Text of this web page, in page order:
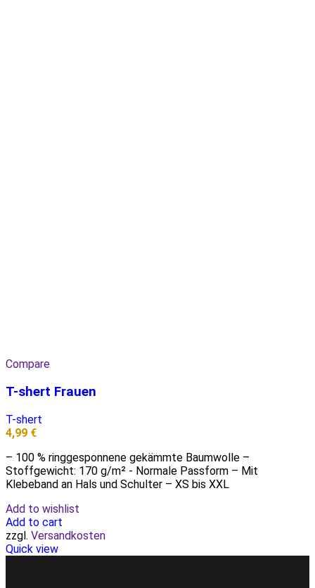
Compare
T-shert Frauen
T-shert
4,99 €
– 100 % ringgesponnene gekämmte Baumwolle –
Stoffgewicht: 170 g/m² - Normale Passform – Mit
Klebeband an Hals und Schulter – XS bis XXL
Add to wishlist
Add to cart
zzgl. Versandkosten
Quick view